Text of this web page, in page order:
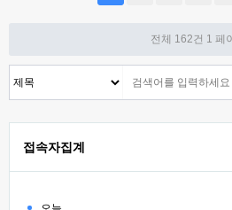
전체 162건 1 페
접속자집계